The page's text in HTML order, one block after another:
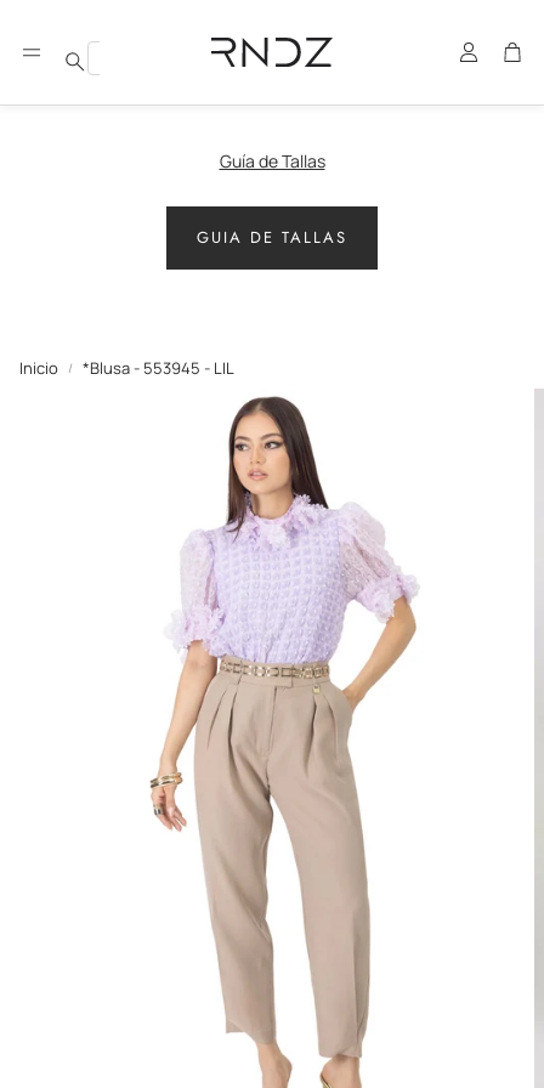
Buscar
Cuenta
Guía de Tallas
GUIA DE TALLAS
Inicio *Blusa - 553945 - LIL